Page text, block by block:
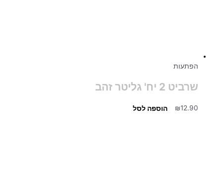
הפתעות
שרביט 2 יח' גליטר זהב
₪12.90 הוספה לסל